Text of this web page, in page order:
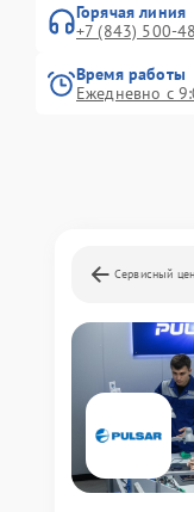
Горячая линия
+7 (843) 500-
Время работы
Ежедневно с
Сервисный